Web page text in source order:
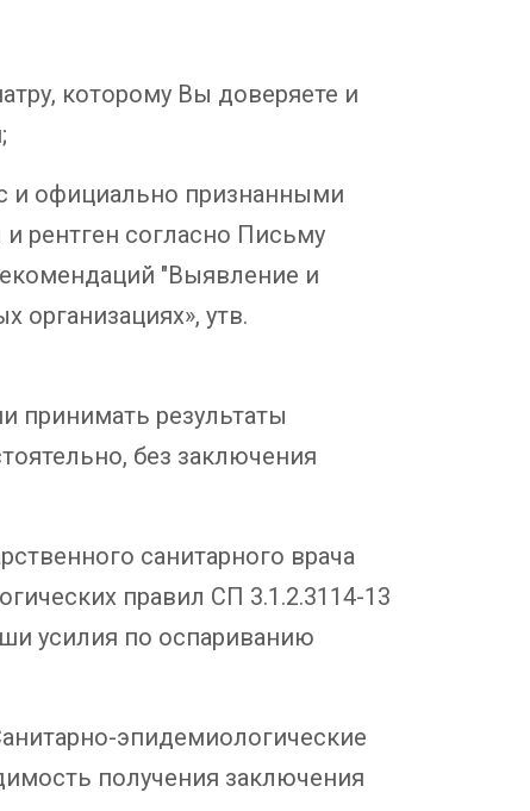
которому Вы доверяете и
и официально признанными
рентген согласно Письму
"Выявление и
организациях», утв.
принимать результаты
без заключения
санитарного врача
правил СП 3.1.2.3114-13
усилия по оспариванию
эпидемиологические
получения заключения